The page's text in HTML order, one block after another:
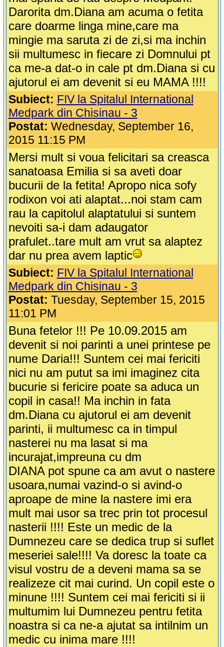
Darorita dm.Diana am acuma o fetita
care doarme linga mine,care ma
mingie ma saruta zi de zi,si ma inchin
sii multumesc in fiecare zi Domnului pt
ca me-a dat-o in cale pt dm.Diana si cu
ajutorul ei am devenit si eu MAMA !!!!
Subiect: FIV la Spitalul International
Medpark din Chisinau - 3
Postat: Wednesday, September 16,
2015 11:15 PM
Mersi mult si voua felicitari sa creasca
sanatoasa Emilia si sa aveti doar
bucurii de la fetita! Apropo nica sofy
rodixon voi ati alaptat...noi stam cam
rau la capitolul alaptatului si suntem
nevoiti sa-i dam adaugator
prafulet..tare mult am vrut sa alaptez
dar nu prea avem laptic
Subiect: FIV la Spitalul International
Medpark din Chisinau - 3
Postat: Tuesday, September 15, 2015
11:01 PM
Buna fetelor !!! Pe 10.09.2015 am
devenit si noi parinti a unei printese pe
nume Daria!!! Suntem cei mai fericiti
nici nu am putut sa imi imaginez cita
bucurie si fericire poate sa aduca un
copil in casa!! Ma inchin in fata
dm.Diana cu ajutorul ei am devenit
parinti, ii multumesc ca in timpul
nasterei nu ma lasat si ma
incurajat,impreuna cu dm
DIANA pot spune ca am avut o nastere
usoara,numai vazind-o si avind-o
aproape de mine la nastere imi era
mult mai usor sa trec prin tot procesul
nasterii !!!! Este un medic de la
Dumnezeu care se dedica trup si suflet
meseriei sale!!!! Va doresc la toate ca
visul vostru de a deveni mama sa se
realizeze cit mai curind. Un copil este o
minune !!!! Suntem cei mai fericiti si ii
multumim lui Dumnezeu pentru fetita
noastra si ca ne-a ajutat sa intilnim un
medic cu inima mare !!!!